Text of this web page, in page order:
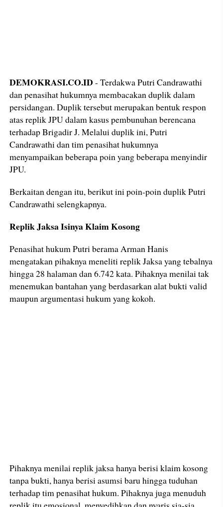
DEMOKRASI.CO.ID - Terdakwa Putri Candrawathi
dan penasihat hukumnya membacakan duplik dalam
persidangan. Duplik tersebut merupakan bentuk respon
atas replik JPU dalam kasus pembunuhan berencana
terhadap Brigadir J. Melalui duplik ini, Putri
Candrawathi dan tim penasihat hukumnya
menyampaikan beberapa poin yang beberapa menyindir
JPU.
Berkaitan dengan itu, berikut ini poin-poin duplik Putri
Candrawathi selengkapnya.
Replik Jaksa Isinya Klaim Kosong
Penasihat hukum Putri berama Arman Hanis
mengatakan pihaknya meneliti replik Jaksa yang tebalnya
hingga 28 halaman dan 6.742 kata. Pihaknya menilai tak
menemukan bantahan yang berdasarkan alat bukti valid
maupun argumentasi hukum yang kokoh.
Pihaknya menilai replik jaksa hanya berisi klaim kosong
tanpa bukti, hanya berisi asumsi baru hingga tuduhan
terhadap tim penasihat hukum. Pihaknya juga menuduh